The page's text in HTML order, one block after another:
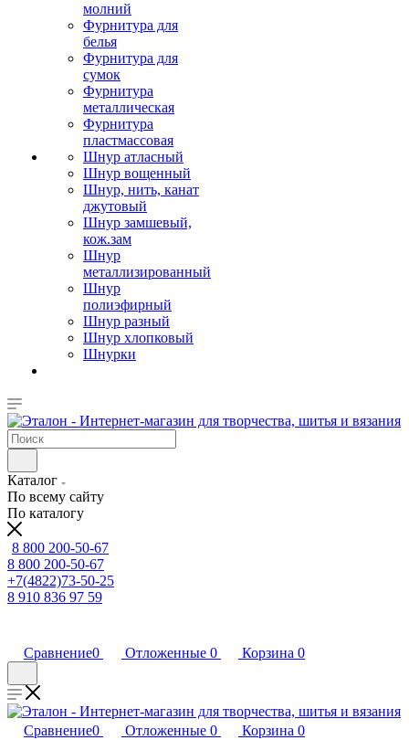
молний
Фурнитура для
белья
Фурнитура для
сумок
Фурнитура
металлическая
Фурнитура
пластмассовая
Шнур атласный
Шнур вощенный
Шнур, нить, канат
джутовый
Шнур замшевый,
кож.зам
Шнур
металлизированный
Шнур
полиэфирный
Шнур разный
Шнур хлопковый
Шнурки
Каталог
По всему сайту
По каталогу
8 800 200-50-67
8 800 200-50-67
+7(4822)73-50-25
8 910 836 97 59
Сравнение0 Отложенные 0 Корзина 0
Сравнение0 Отложенные 0 Корзина 0